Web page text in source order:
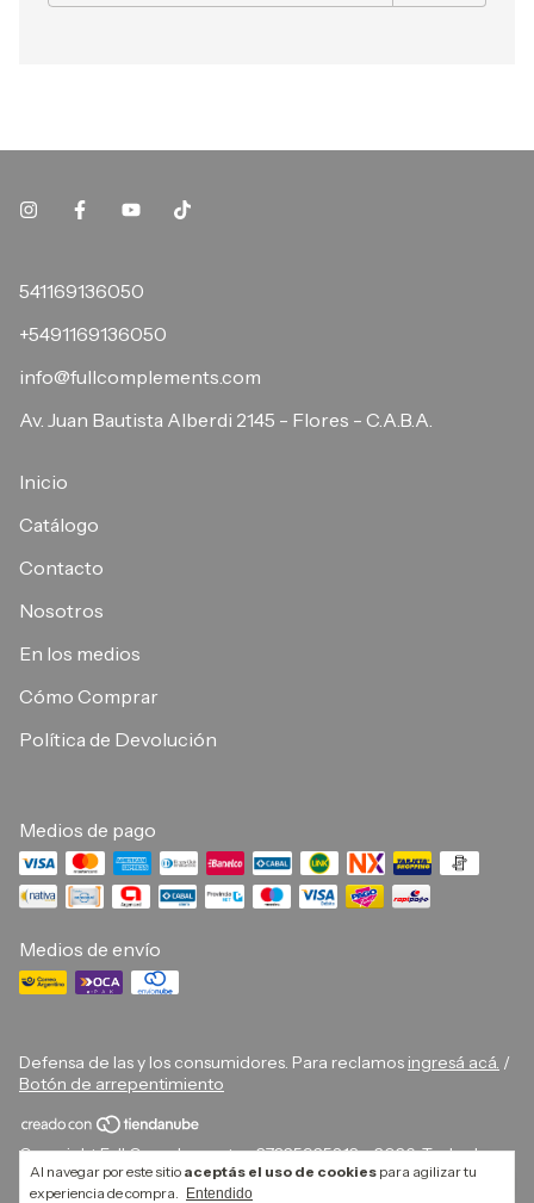
Al navegar por este sitio aceptás el uso de cookies para agilizar tu
experiencia de compra.
Entendido
541169136050
+5491169136050
info@fullcomplements.com
Av. Juan Bautista Alberdi 2145 - Flores - C.A.B.A.
Inicio
Catálogo
Contacto
Nosotros
En los medios
Cómo Comprar
Política de Devolución
Medios de pago
Medios de envío
Defensa de las y los consumidores. Para reclamos ingresá acá. /
Botón de arrepentimiento
Copyright Full Complements - 27325925812 - 2026. Todos los
derechos reservados.